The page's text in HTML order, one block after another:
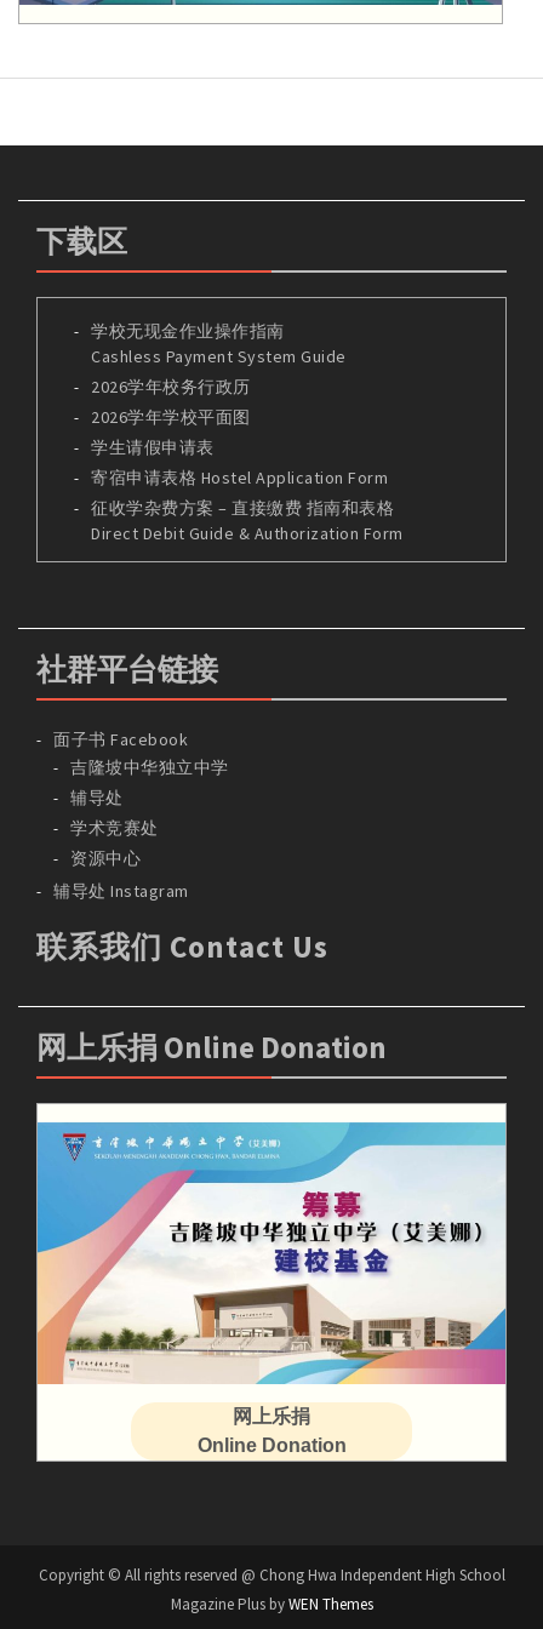
下载区
学校无现金作业操作指南
Cashless Payment System Guide
2026学年校务行政历
2026学年学校平面图
学生请假申请表
寄宿申请表格 Hostel Application Form
征收学杂费方案 – 直接缴费 指南和表格
Direct Debit Guide & Authorization Form
社群平台链接
面子书 Facebook
吉隆坡中华独立中学
辅导处
学术竞赛处
资源中心
辅导处 Instagram
联系我们 Contact Us
网上乐捐 Online Donation
网上乐捐
Online Donation
Copyright © All rights reserved @ Chong Hwa Independent High School
Magazine Plus byWEN Themes